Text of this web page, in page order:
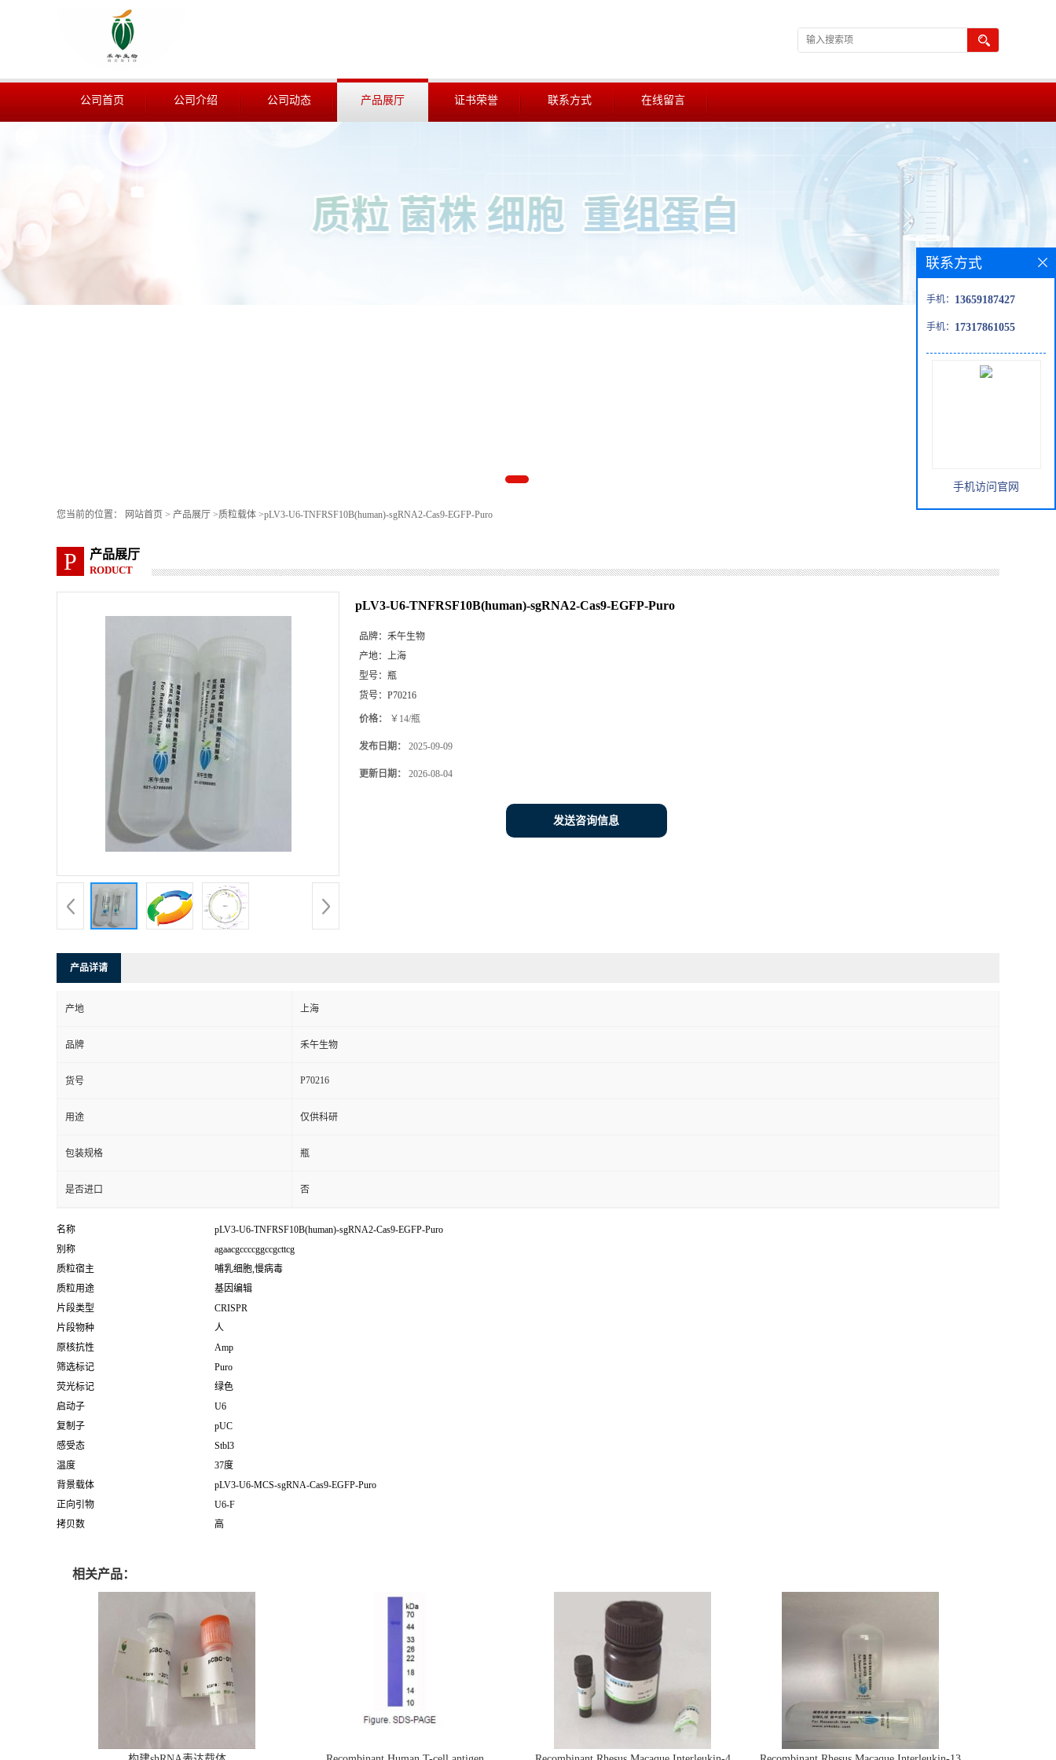
公司首页 公司介绍 公司动态 产品展厅 证书荣誉 联系方式 在线留言
您当前的位置： 网站首页 > 产品展厅 >质粒载体 >pLV3-U6-TNFRSF10B(human)-sgRNA2-Cas9-EGFP-Puro
P 产品展厅
RODUCT
pLV3-U6-TNFRSF10B(human)-sgRNA2-Cas9-EGFP-Puro
品牌： 禾午生物
产地： 上海
型号： 瓶
货号： P70216
价格： ￥14/瓶
发布日期： 2025-09-09
更新日期： 2026-08-04
发送咨询信息
产品详请
产地 上海
品牌 禾午生物
货号 P70216
用途 仅供科研
包装规格 瓶
是否进口 否
名称
pLV3-U6-TNFRSF10B(human)-sgRNA2-Cas9-EGFP-Puro
别称
agaacgccccggccgcttcg
质粒宿主
哺乳细胞,慢病毒
质粒用途
基因编辑
片段类型
CRISPR
片段物种
人
原核抗性
Amp
筛选标记
Puro
荧光标记
绿色
启动子
U6
复制子
pUC
感受态
Stbl3
温度
37度
背景载体
pLV3-U6-MCS-sgRNA-Cas9-EGFP-Puro
正向引物
U6-F
拷贝数
高
相关产品：
联系方式
手机： 13659187427
手机： 17317861055
手机访问官网